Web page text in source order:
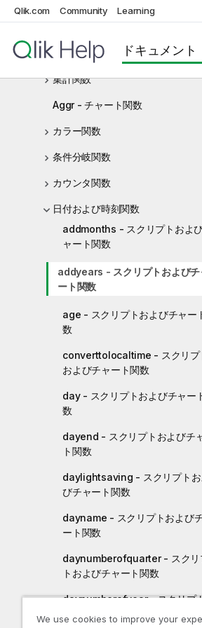
Qlik.com Community Learning
ドキュメント
チャートの数式
スクリプトおよびチャート関数
集計関数
Aggr - チャート関数
カラー関数
条件分岐関数
カウンタ関数
日付および時刻関数
addmonths - スクリプトおよ
ャート関数
addyears - スクリプトおよびチ
ート関数
age - スクリプトおよびチャー
数
converttolocaltime - スクリプ
およびチャート関数
day - スクリプトおよびチャー
数
dayend - スクリプトおよびチ
ト関数
daylightsaving - スクリプトお
びチャート関数
dayname - スクリプトおよび
ート関数
daynumberofquarter - スクリ
トおよびチャート関数
daynumberofyear - スクリプ
よびチャート関数
We use cookies to improve your